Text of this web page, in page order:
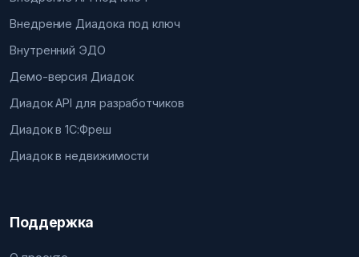
Внедрение Диадока под ключ
Внутренний ЭДО
Демо-версия Диадок
Диадок API для разработчиков
Диадок в 1С:Фреш
Диадок в недвижимости
Поддержка